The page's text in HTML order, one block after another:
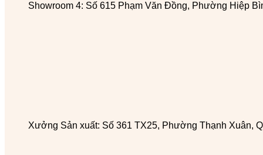
Showroom 4: Số 615 Phạm Văn Đồng, Phường Hiệp
Xưởng Sản xuất: Số 361 TX25, Phường Thạnh Xuân,